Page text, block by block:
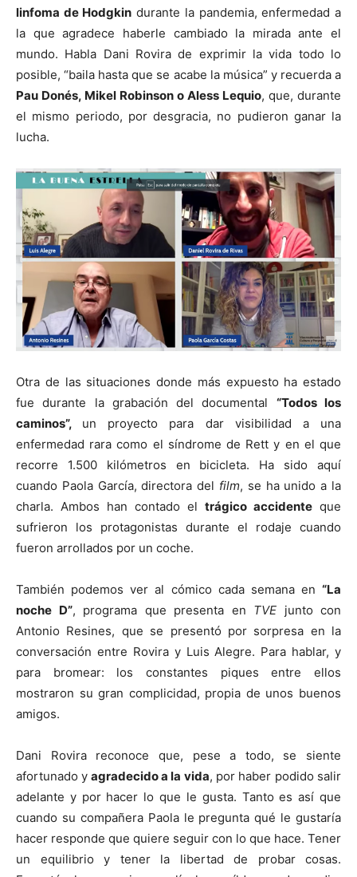
linfoma de Hodgkin durante la pandemia, enfermedad a
la que agradece haberle cambiado la mirada ante el
mundo. Habla Dani Rovira de exprimir la vida todo lo
posible, “baila hasta que se acabe la música” y recuerda a
Pau Donés, Mikel Robinson o Aless Lequio, que, durante
el mismo periodo, por desgracia, no pudieron ganar la
lucha.
Otra de las situaciones donde más expuesto ha estado
fue durante la grabación del documental “Todos los
caminos”, un proyecto para dar visibilidad a una
enfermedad rara como el síndrome de Rett y en el que
recorre 1.500 kilómetros en bicicleta. Ha sido aquí
cuando Paola García, directora del film, se ha unido a la
charla. Ambos han contado el trágico accidente que
sufrieron los protagonistas durante el rodaje cuando
fueron arrollados por un coche.
También podemos ver al cómico cada semana en “La
noche D”, programa que presenta en TVE junto con
Antonio Resines, que se presentó por sorpresa en la
conversación entre Rovira y Luis Alegre. Para hablar, y
para bromear: los constantes piques entre ellos
mostraron su gran complicidad, propia de unos buenos
amigos.
Dani Rovira reconoce que, pese a todo, se siente
afortunado y agradecido a la vida, por haber podido salir
adelante y por hacer lo que le gusta. Tanto es así que
cuando su compañera Paola le pregunta qué le gustaría
hacer responde que quiere seguir con lo que hace. Tener
un equilibrio y tener la libertad de probar cosas.